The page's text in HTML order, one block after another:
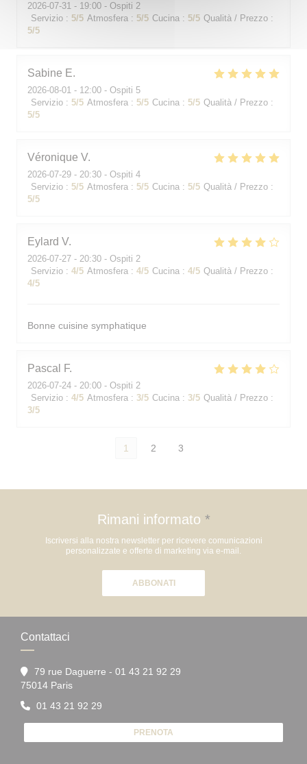
2026-07-31 - 19:00 - Ospiti 2
Servizio : 5/5 Atmosfera : 5/5 Cucina : 5/5 Qualità / Prezzo :
5/5
Sabine E
2026-08-01 - 12:00 - Ospiti 5
Servizio : 5/5 Atmosfera : 5/5 Cucina : 5/5 Qualità / Prezzo :
5/5
Véronique V
2026-07-29 - 20:30 - Ospiti 4
Servizio : 5/5 Atmosfera : 5/5 Cucina : 5/5 Qualità / Prezzo :
5/5
Eylard V
2026-07-27 - 20:30 - Ospiti 2
Servizio : 4/5 Atmosfera : 4/5 Cucina : 4/5 Qualità / Prezzo :
4/5
Bonne cuisine symphatique
Pascal F
2026-07-24 - 20:00 - Ospiti 2
Servizio : 4/5 Atmosfera : 3/5 Cucina : 3/5 Qualità / Prezzo :
3/5
1 2 3
Rimani informato *
Iscriversi alla nostra newsletter per ricevere comunicazioni
personalizzate e offerte di marketing via e-mail.
ABBONATI
Contattaci
79 rue Daguerre - 01 43 21 92 29
75014 Paris((apre una nuova finestra))
01 43 21 92 29
PRENOTA